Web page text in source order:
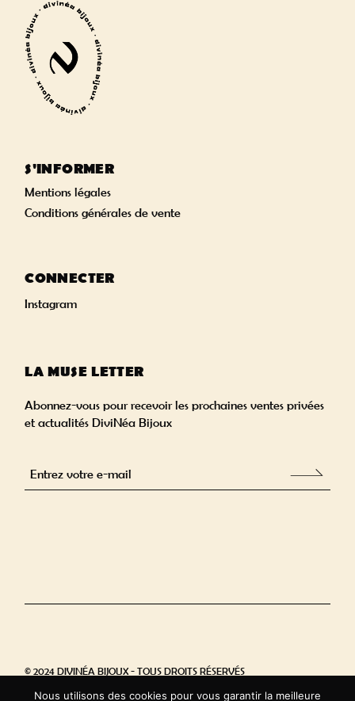
S'INFORMER
Mentions légales
Conditions générales de vente
CONNECTER
Instagram
LA MUSE LETTER
Abonnez-vous pour recevoir les prochaines ventes privées
et actualités DiviNéa Bijoux
© 2024 DIVINÉA BIJOUX - TOUS DROITS RÉSERVÉS
Nous utilisons des cookies pour vous garantir la meilleure